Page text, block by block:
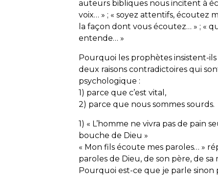
auteurs bibliques nous incitent à
voix… » ; « soyez attentifs, écoutez
la façon dont vous écoutez… » ; «
entende… »
Pourquoi les prophètes insistent-
deux raisons contradictoires qui
psychologique :
1) parce que c’est vital,
2) parce que nous sommes sourds.
1) « L’homme ne vivra pas de pain
bouche de Dieu »
« Mon fils écoute mes paroles… »
paroles de Dieu, de son père, de sa
Pourquoi est-ce que je parle sinon